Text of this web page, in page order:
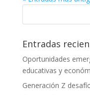
Entradas
Oportunidades
educativas y
Generación Z